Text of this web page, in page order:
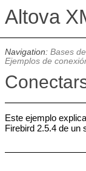
Navigation: Bases
Ejemplos de
Este ejemplo
Firebird 2.5.4 de un